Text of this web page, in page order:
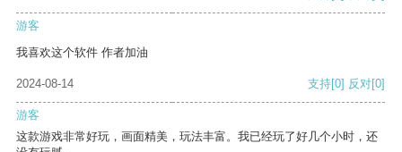
游客
我喜欢这个软件 作者加油
2024-08-14 支持[0] 反对[0]
游客
这款游戏非常好玩，画面精美，玩法丰富。我已经玩了好几个小时，还